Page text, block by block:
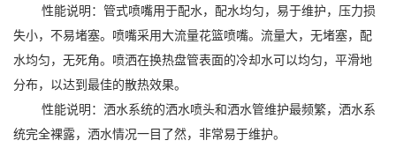
性能说明：管式喷嘴用于配水，配水均匀，易于维护，压力损
失小，不易堵塞。喷嘴采用大流量花篮喷嘴。流量大，无堵塞，配
水均匀，无死角。喷洒在换热盘管表面的冷却水可以均匀，平滑地
分布，以达到最佳的散热效果。
性能说明：洒水系统的洒水喷头和洒水管维护最频繁，洒水系
统完全裸露，洒水情况一目了然，非常易于维护。